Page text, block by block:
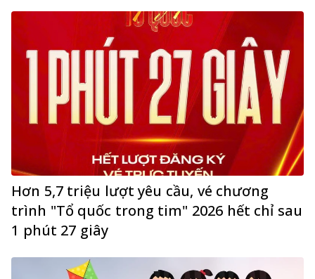
Hơn 5,7 triệu lượt yêu cầu, vé chương
trình "Tổ quốc trong tim" 2026 hết chỉ sau
1 phút 27 giây